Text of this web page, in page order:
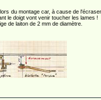
du montage car, à cause de
le doigt vont venir toucher les lames !
de laiton de 2 mm de diamètre.